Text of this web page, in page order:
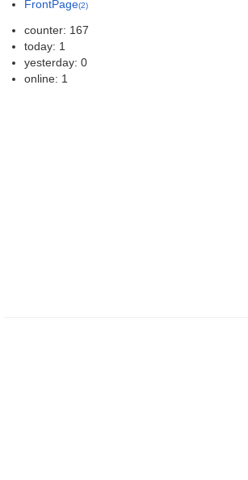
FrontPage(2)
counter: 167
today: 1
yesterday: 0
online: 1